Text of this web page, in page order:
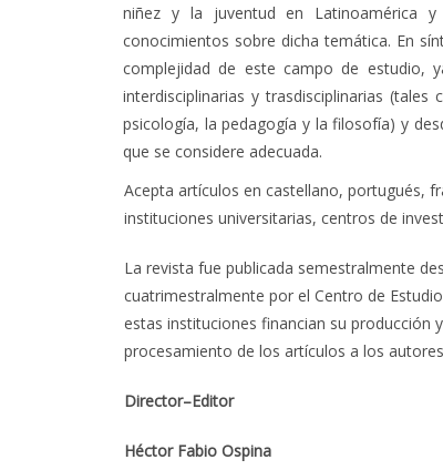
niñez y la juventud en Latinoamérica
conocimientos sobre dicha temática. En
complejidad de este campo de estudio,
interdisciplinarias y trasdisciplinarias
psicología, la pedagogía y la filosofía) y
que se considere adecuada.
Acepta artículos en castellano, portugués,
instituciones universitarias, centros de
La revista fue publicada semestralmente
cuatrimestralmente por el Centro de
estas instituciones financian su producción
procesamiento de los artículos a los
Director–Editor
Héctor Fabio Ospina